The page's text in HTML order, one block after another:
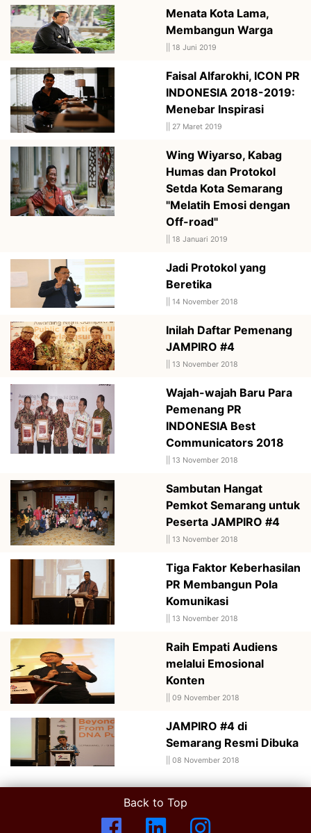
Menata Kota Lama,
Membangun Warga
18 Juni 2019
Faisal Alfarokhi, ICON PR
INDONESIA 2018-2019:
Menebar Inspirasi
27 Maret 2019
Wing Wiyarso, Kabag
Humas dan Protokol
Setda Kota Semarang
"Melatih Emosi dengan
Off-road"
18 Januari 2019
Jadi Protokol yang
Beretika
14 November 2018
Inilah Daftar Pemenang
JAMPIRO #4
13 November 2018
Wajah-wajah Baru Para
Pemenang PR
INDONESIA Best
Communicators 2018
13 November 2018
Sambutan Hangat
Pemkot Semarang untuk
Peserta JAMPIRO #4
13 November 2018
Tiga Faktor Keberhasilan
PR Membangun Pola
Komunikasi
13 November 2018
Raih Empati Audiens
melalui Emosional
Konten
09 November 2018
JAMPIRO #4 di
Semarang Resmi Dibuka
08 November 2018
Back to Top